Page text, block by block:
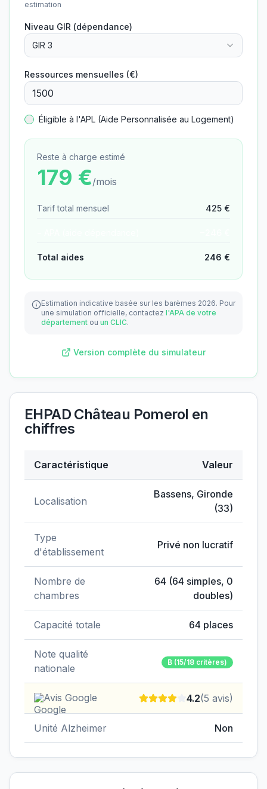
estimation
Niveau GIR (dépendance)
GIR 3
Ressources mensuelles (€)
Éligible à l'APL (Aide Personnalisée au Logement)
Reste à charge estimé
179 €/mois
Tarif total mensuel 425 €
Total aides 246 €
Estimation indicative basée sur les barèmes 2026. Pour
une simulation officielle, contactez l'APA de votre
département ou un CLIC.
Version complète du simulateur
EHPAD Château Pomerol en
chiffres
Caractéristique Valeur
Localisation
Bassens, Gironde
(33)
Type
d'établissement
Privé non lucratif
Nombre de
chambres
64 (64 simples, 0
doubles)
Capacité totale 64 places
Note qualité
nationale
B (15/18 critères)
Avis Google 4.2(5 avis)
Unité Alzheimer Non